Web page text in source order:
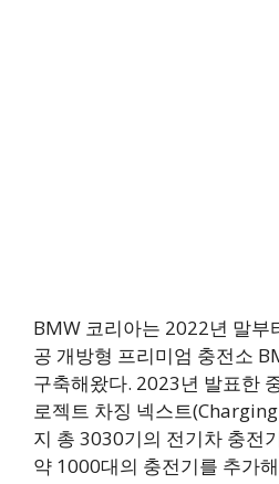
BMW 코리아는 2022년 말부
공 개방형 프리미엄 충전소
구축해왔다. 2023년 발표한
로젝트 차징 넥스트
지 총 3030기의 전기차 충전
약 1000대의 충전기를 추가